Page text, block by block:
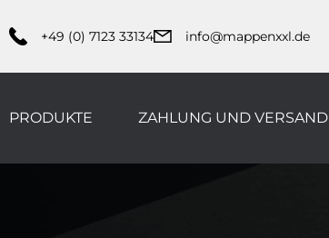
+49 (0) 7123 33134 info@mappenxxl.de
PRODUKTE ZAHLUNG UND VERSAND